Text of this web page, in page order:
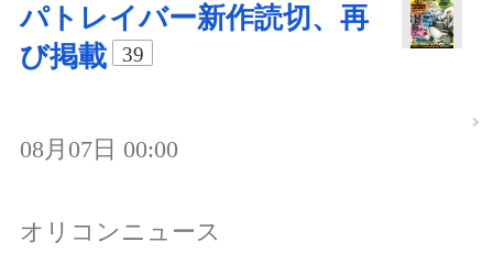
パトレイバー新作読切、再
び掲載
39
08月07日 00:00
オリコンニュース